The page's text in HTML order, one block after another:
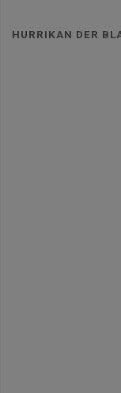
HURRIKAN DER